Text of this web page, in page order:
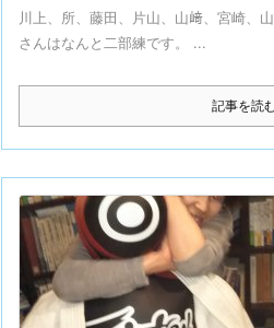
川上、所、藤田、片山、山﨑、宮崎、
さんはなんと二部練です。 ...
記事を読